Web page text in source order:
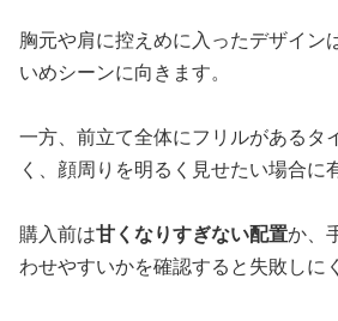
胸元や肩に控えめに入ったデザイン
いめシーンに向きます。
一方、前立て全体にフリルがあるタ
く、顔周りを明るく見せたい場合に
購入前は甘くなりすぎない配置か、
わせやすいかを確認すると失敗しに